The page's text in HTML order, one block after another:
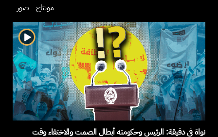
مونتاج- صور
نواة في دقيقة: الرئيس وحكومته أبطال الصمت والاختفاء وقت